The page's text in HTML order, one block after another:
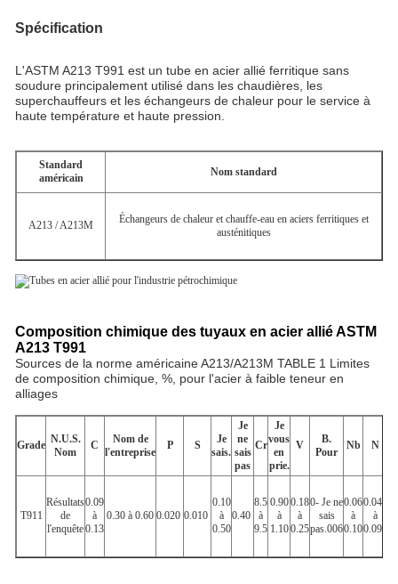
Spécification
L'ASTM A213 T991 est un tube en acier allié ferritique sans
soudure principalement utilisé dans les chaudières, les
superchauffeurs et les échangeurs de chaleur pour le service à
haute température et haute pression.
Standard
américain
Nom standard
A213 / A213M
Échangeurs de chaleur et chauffe-eau en aciers ferritiques et
austénitiques
Composition chimique des tuyaux en acier allié ASTM
A213 T991
Sources de la norme américaine A213/A213M TABLE 1 Limites
de composition chimique, %, pour l'acier à faible teneur en
alliages
Grade N.U.S.
Nom
C
Nom de
l'entreprise
P S
Je
sais.
Je
ne
sais
pas
Cr
Je
vous
en
prie.
V
B.
Pour
Nb N
T911
Résultats
de
l'enquête
0.09
à
0.13
0.30 à 0.60 0.020 0.010
0.10
à
0.50
0.40
8.5
à
9.5
0.90
à
1.10
0.18
à
0.25
0- Je ne
sais
pas.006
0.06
à
0.10
0.040
à
0.090